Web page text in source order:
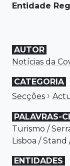
Entidade
AUTOR
Notícias da
CATEGORIA
Secções ›
PALAVRAS-
Turismo /
Lisboa /Stand
ENTIDADES